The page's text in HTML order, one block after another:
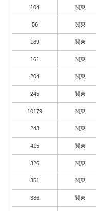
104 関東
56 関東
169 関東
161 関東
204 関東
245 関東
10179 関東
243 関東
415 関東
326 関東
351 関東
386 関東